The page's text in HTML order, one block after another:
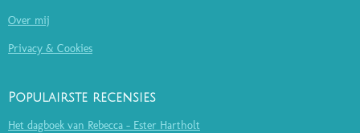
Over mij
Privacy & Cookies
Populairste recensies
Het dagboek van Rebecca - Ester Hartholt